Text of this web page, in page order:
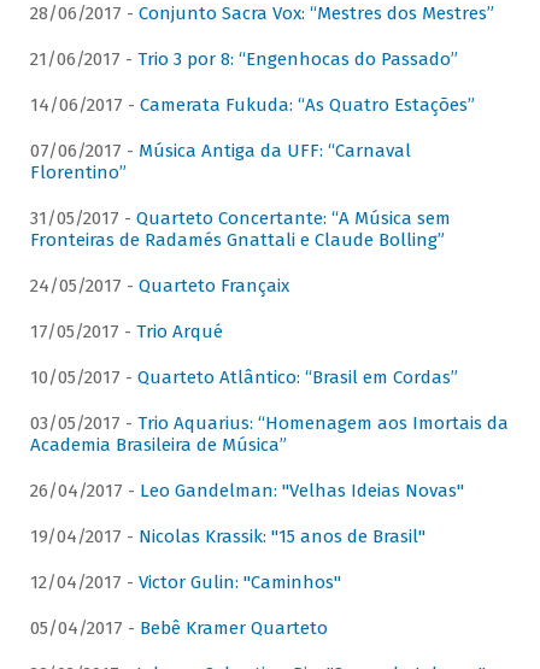
28/06/2017 - Conjunto Sacra Vox: “Mestres dos Mestres”
21/06/2017 - Trio 3 por 8: “Engenhocas do Passado”
14/06/2017 - Camerata Fukuda: “As Quatro Estações”
07/06/2017 - Música Antiga da UFF: “Carnaval
Florentino”
31/05/2017 - Quarteto Concertante: “A Música sem
Fronteiras de Radamés Gnattali e Claude Bolling”
24/05/2017 - Quarteto Françaix
17/05/2017 - Trio Arqué
10/05/2017 - Quarteto Atlântico: “Brasil em Cordas”
03/05/2017 - Trio Aquarius: “Homenagem aos Imortais da
Academia Brasileira de Música”
26/04/2017 - Leo Gandelman: "Velhas Ideias Novas"
19/04/2017 - Nicolas Krassik: "15 anos de Brasil"
12/04/2017 - Victor Gulin: "Caminhos"
05/04/2017 - Bebê Kramer Quarteto